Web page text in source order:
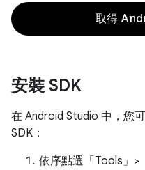
取得
安裝 SDK
在 Android Studio 中，您
SDK：
依序點選「Tools」>